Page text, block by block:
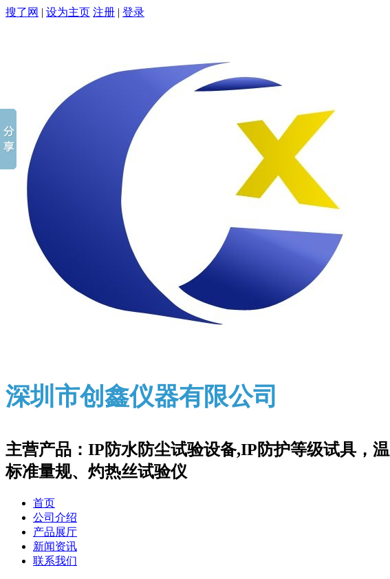
搜了网 | 设为主页 注册 | 登录
深圳市创鑫仪器有限公司
主营产品：IP防水防尘试验设备,IP防护等级试具，
标准量规、灼热丝试验仪
首页
公司介绍
产品展厅
新闻资讯
联系我们